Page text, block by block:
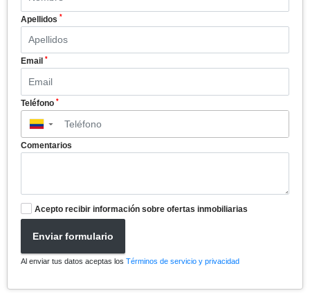
Apellidos *
Email *
Teléfono *
▼
Comentarios
Acepto recibir información sobre ofertas inmobiliarias
Enviar formulario
Al enviar tus datos aceptas los Términos de servicio y privacidad